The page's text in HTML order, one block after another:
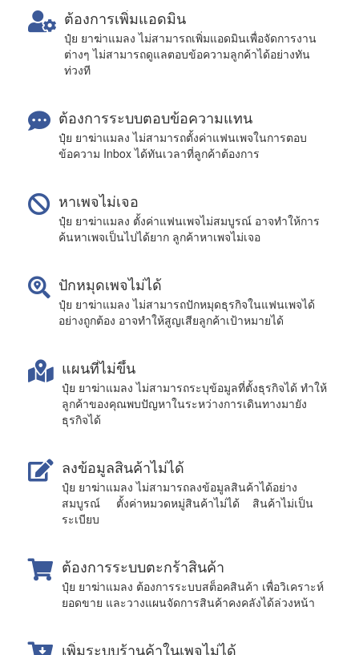
ต้องการเพิ่มแอดมิน
ปุ๋ย ยาฆ่าแมลง ไม่สามารถเพิ่มแอดมินเพื่อจัดการงาน
ต่างๆ ไม่สามารถดูแลตอบข้อความลูกค้าได้อย่างทัน
ท่วงที
ต้องการระบบตอบข้อความแทน
ปุ๋ย ยาฆ่าแมลง ไม่สามารถตั้งค่าแฟนเพจในการตอบ
ข้อความ Inbox ได้ทันเวลาที่ลูกค้าต้องการ
หาเพจไม่เจอ
ปุ๋ย ยาฆ่าแมลง ตั้งค่าแฟนเพจไม่สมบูรณ์ อาจทำให้การ
ค้นหาเพจเป็นไปได้ยาก ลูกค้าหาเพจไม่เจอ
ปักหมุดเพจไม่ได้
ปุ๋ย ยาฆ่าแมลง ไม่สามารถปักหมุดธุรกิจในแฟนเพจได้
อย่างถูกต้อง อาจทำให้สูญเสียลูกค้าเป้าหมายได้
แผนที่ไม่ขึ้น
ปุ๋ย ยาฆ่าแมลง ไม่สามารถระบุข้อมูลที่ตั้งธุรกิจได้ ทำให้
ลูกค้าของคุณพบปัญหาในระหว่างการเดินทางมายัง
ธุรกิจได้
ลงข้อมูลสินค้าไม่ได้
ปุ๋ย ยาฆ่าแมลง ไม่สามารถลงข้อมูลสินค้าได้อย่าง
สมบูรณ์ ตั้งค่าหมวดหมู่สินค้าไม่ได้ สินค้าไม่เป็น
ระเบียบ
ต้องการระบบตะกร้าสินค้า
ปุ๋ย ยาฆ่าแมลง ต้องการระบบสต็อคสินค้า เพื่อวิเคราะห์
ยอดขาย และวางแผนจัดการสินค้าคงคลังได้ล่วงหน้า
เพิ่มระบบร้านค้าในเพจไม่ได้